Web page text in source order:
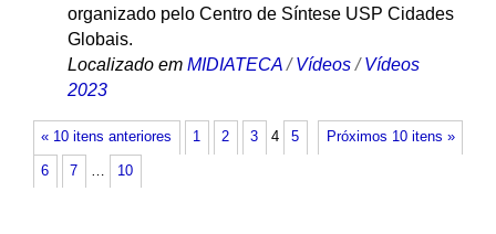
organizado pelo Centro de Síntese USP Cidades
Globais.
Localizado em MIDIATECA /Vídeos /Vídeos
2023
« 10 itens anteriores Próximos 10 itens »
1 2 3 4 5
6 7 … 10